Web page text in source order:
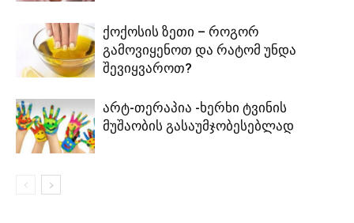
ქოქოსის ზეთი – როგორ
გამოვიყენოთ და რატომ უნდა
შევიყვაროთ?
არტ-თერაპია -ხერხი ტვინის
მუშაობის გასაუმჯობესებლად